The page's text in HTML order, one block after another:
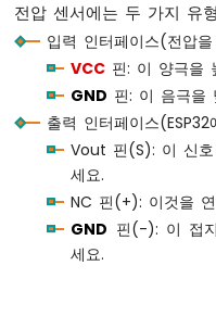
ESP32
-
튼
ESP32
전압 센서에는 두 가지 유
입력 인터페이스(전압
VCC 핀: 이 양극을
GND 핀: 이 음극을
출력 인터페이스
Vout 핀(S): 이 신호
세요.
NC 핀(+): 이것을
GND 핀(-): 이 접
세요.